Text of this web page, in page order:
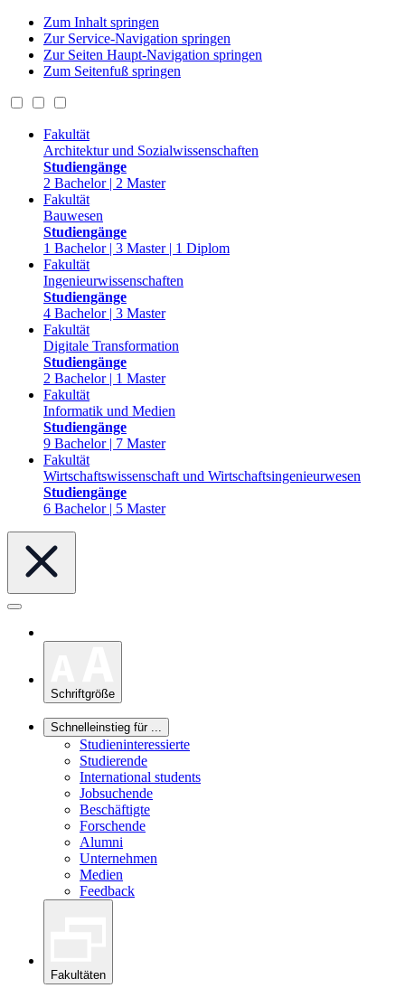
Zum Inhalt springen
Zur Service-Navigation springen
Zur Seiten Haupt-Navigation springen
Zum Seitenfuß springen
Fakultät
Architektur und Sozialwissenschaften
Studiengänge
2 Bachelor | 2 Master
Fakultät
Bauwesen
Studiengänge
1 Bachelor | 3 Master | 1 Diplom
Fakultät
Ingenieurwissenschaften
Studiengänge
4 Bachelor | 3 Master
Fakultät
Digitale Transformation
Studiengänge
2 Bachelor | 1 Master
Fakultät
Informatik und Medien
Studiengänge
9 Bachelor | 7 Master
Fakultät
Wirtschaftswissenschaft und Wirtschaftsingenieurwesen
Studiengänge
6 Bachelor | 5 Master
Schriftgröße
Schnelleinstieg für ...
Studieninteressierte
Studierende
International students
Jobsuchende
Beschäftigte
Forschende
Alumni
Unternehmen
Medien
Feedback
Fakultäten